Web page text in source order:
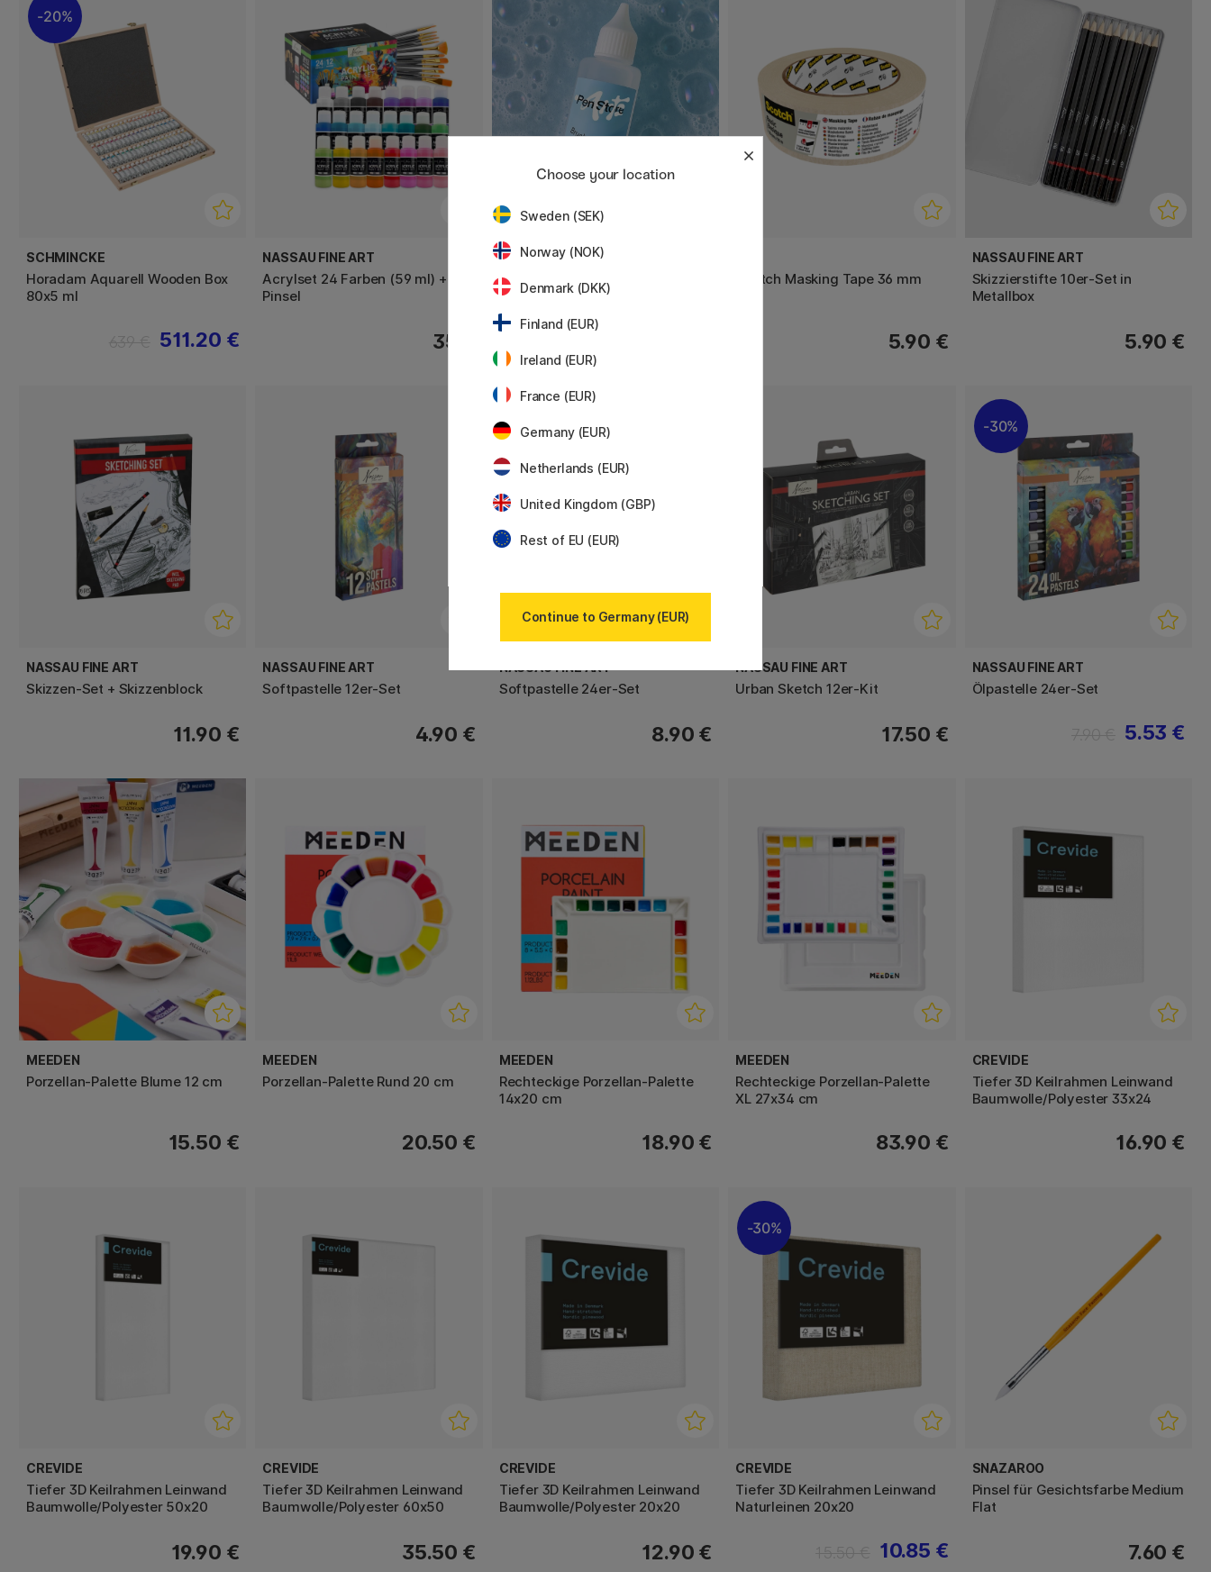
20%
SCHMINCKE
Horadam Aquarell Wooden Box
80x5 ml
511.20 €
NASSAU FINE ART
Acrylset 24 Farben (59 ml) + 12
Pinsel
35 €
PEN STORE ARTS
Brush Shampoo 50 ml Scotch Masking Tape 36 mm
5.90 €
NASSAU FINE ART
Skizzierstifte 10er-Set in
Metallbox
5.90 €
NASSAU FINE ART
Skizzen-Set + Skizzenblock
11.90 €
NASSAU FINE ART
Softpastelle 12er-Set
4.90 €
NASSAU FINE ART
Softpastelle 24er-Set
8.90 €
NASSAU FINE ART
Urban Sketch 12er-Kit
17.50 €
30%
NASSAU FINE ART
Ölpastelle 24er-Set
5.53 €
MEEDEN
Porzellan-Palette Blume 12 cm
15.50 €
MEEDEN
Porzellan-Palette Rund 20 cm
20.50 €
MEEDEN
Rechteckige Porzellan-Palette
14x20 cm
18.90 €
MEEDEN
Rechteckige Porzellan-Palette
XL 27x34 cm
83.90 €
CREVIDE
Tiefer 3D Keilrahmen Leinwand
Baumwolle/Polyester 33x24
16.90 €
CREVIDE
Tiefer 3D Keilrahmen Leinwand
Baumwolle/Polyester 50x20
19.90 €
CREVIDE
Tiefer 3D Keilrahmen Leinwand
Baumwolle/Polyester 60x50
35.50 €
CREVIDE
Tiefer 3D Keilrahmen Leinwand
Baumwolle/Polyester 20x20
12.90 €
30%
CREVIDE
Tiefer 3D Keilrahmen Leinwand
Naturleinen 20x20
10.85 €
SNAZAROO
Pinsel für Gesichtsfarbe Medium
Flat
7.60 €
Choose your location
Sweden (SEK)
Norway (NOK)
Denmark (DKK)
Finland (EUR)
Ireland (EUR)
France (EUR)
Germany (EUR)
Netherlands (EUR)
United Kingdom (GBP)
Rest of EU (EUR)
Continue to Germany (EUR)